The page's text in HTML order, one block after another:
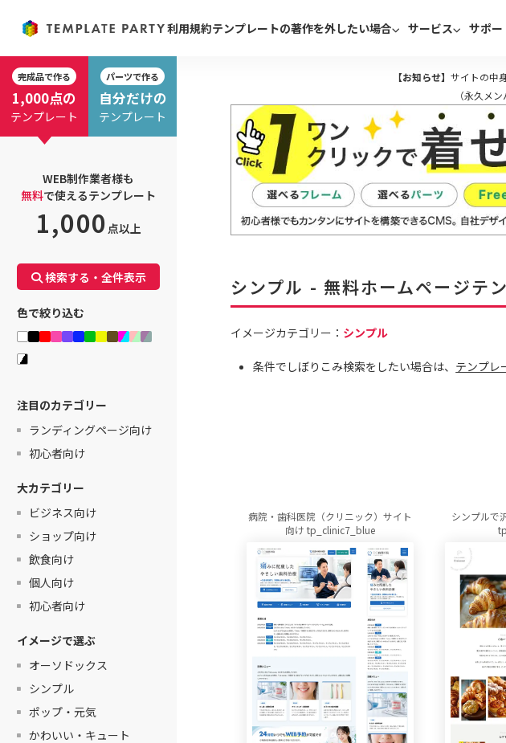
利用規約テンプレートの著作を外したい場合 サービス サポー
【お知らせ】 サイトの中
（永久メ
シンプル - 無料ホームページテ
イメージカテゴリー： シンプル
条件でしぼりこみ検索をしたい場合は、 テンプレ
病院・歯科医院（クリニック）サイト
向け tp_clinic7_blue
シンプルで
完成品で作る
1,000点の
テンプレート
パーツで作る
自分だけの
テンプレート
WEB制作業者様も
無料で使えるテンプレート
1,000 点以上
検索する・全件表示
色で絞り込む
注目のカテゴリー
ランディングページ向け
初心者向け
大カテゴリー
ビジネス向け
ショップ向け
飲食向け
個人向け
初心者向け
イメージで選ぶ
オーソドックス
シンプル
ポップ・元気
かわいい・キュート